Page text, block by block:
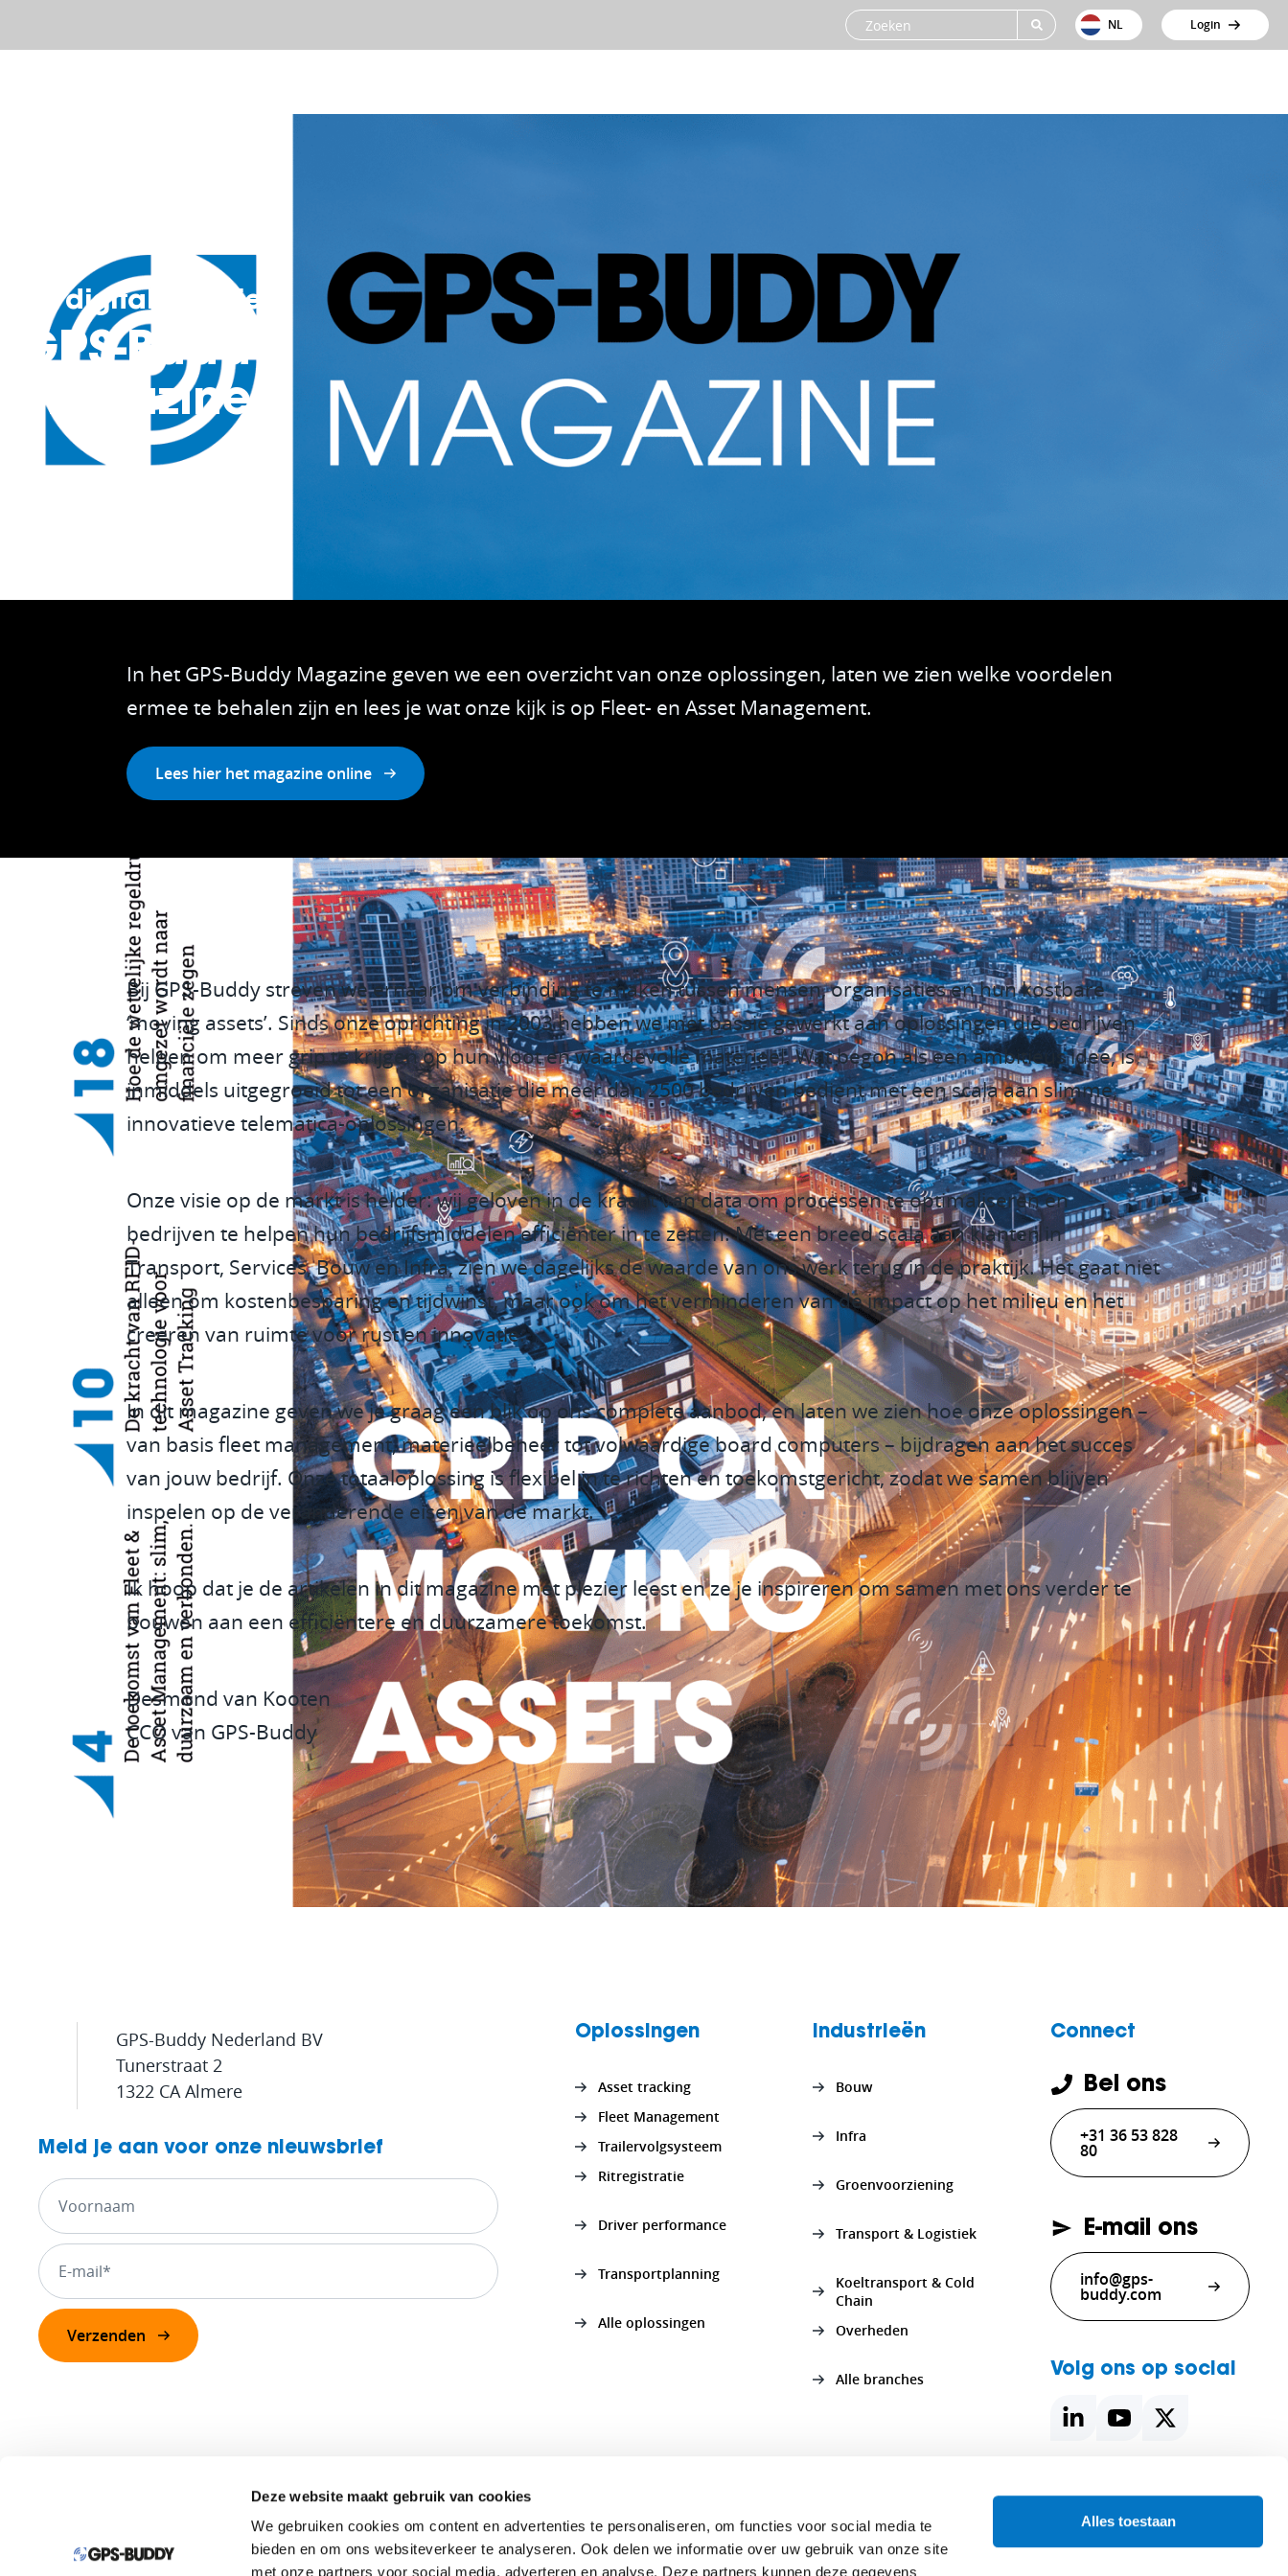
Deze website maakt gebruik van cookies
We gebruiken cookies om content en advertenties te personaliseren, om functies voor social media te
bieden en om ons websiteverkeer te analyseren. Ook delen we informatie over uw gebruik van onze site
met onze partners voor social media, adverteren en analyse. Deze partners kunnen deze gegevens
Alles toestaan
NL Login
Groenvoorziening
Transport & Logistiek
Koeltransport & Cold Chain
Dienstverlening
Trailervolgsysteem
Geautomatiseerde ritregistratie
Emissierapportage
Driver Intelligence
Onderhouds- en Keuringbeheer
Vrachtwagenheffing
Sturm
De digitale versie
GPS-Buddy
Magazine
In het GPS-Buddy Magazine geven we een overzicht van onze oplossingen, laten we zien welke voordelen
ermee te behalen zijn en lees je wat onze kijk is op Fleet- en Asset Management.
Lees hier het magazine online
Bij GPS-Buddy streven we ernaar om verbinding te maken tussen mensen, organisaties en hun kostbare
‘moving assets’. Sinds onze oprichting in 2003 hebben we met passie gewerkt aan oplossingen die bedrijven
helpen om meer grip te krijgen op hun vloot en waardevolle materieel. Wat begon als een ambitieus idee, is
inmiddels uitgegroeid tot een organisatie die meer dan 2500 bedrijven bedient met een scala aan slimme,
innovatieve telematica-oplossingen.
Onze visie op de markt is helder: wij geloven in de kracht van data om processen te optimaliseren en
bedrijven te helpen hun bedrijfsmiddelen efficiënter in te zetten. Met een breed scala aan klanten in
Transport, Services, Bouw en Infra, zien we dagelijks de waarde van ons werk terug in de praktijk. Het gaat niet
alleen om kostenbesparing en tijdwinst, maar ook om het verminderen van de impact op het milieu en het
creëren van ruimte voor rust en innovatie.
In dit magazine geven we je graag een blik op ons complete aanbod, en laten we zien hoe onze oplossingen –
van basis fleet management, materieelbeheer tot volwaardige board computers – bijdragen aan het succes
van jouw bedrijf. Onze totaaloplossing is flexibel in te richten en toekomstgericht, zodat we samen blijven
inspelen op de veranderende eisen van de markt.
Ik hoop dat je de artikelen in dit magazine met plezier leest en ze je inspireren om samen met ons verder te
bouwen aan een efficiëntere en duurzamere toekomst.
Desmond van Kooten
CCO van GPS-Buddy
GPS-Buddy Nederland BV
Tunerstraat 2
1322 CA Almere
Meld je aan voor onze nieuwsbrief
Oplossingen
Asset tracking
Fleet Management
Trailervolgsysteem
Ritregistratie
Driver performance
Transportplanning
Alle oplossingen
Industrieën
Bouw
Infra
Groenvoorziening
Transport & Logistiek
Koeltransport & Cold
Chain
Overheden
Alle branches
Connect
Bel ons
+31 36 53 828
80
E-mail ons
info@gps-
buddy.com
Volg ons op social